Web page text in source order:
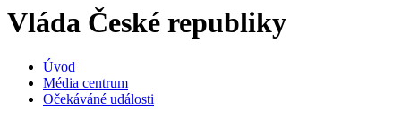
Vláda České republiky
Úvod
Média centrum
Očekáváné události